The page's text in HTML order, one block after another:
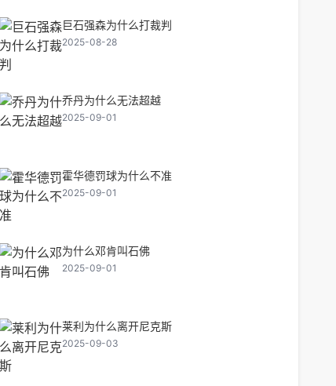
巨石强森为什么打裁判
2025-08-28
乔丹为什么无法超越
2025-09-01
霍华德罚球为什么不准
2025-09-01
为什么邓肯叫石佛
2025-09-01
莱利为什么离开尼克斯
2025-09-03